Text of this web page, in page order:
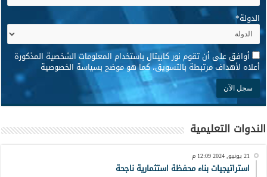
الدولة*
* أوافق على أن تقوم نور كابيتال باستخدام المعلومات الشخصية المذكورة
أعلاه لأهداف مرتبطة بالتسويق، كما هو موضح بسياسة الخصوصية
الندوات التعليمية
21 يونيو, 2024 12:09 م
استراتيجيات بناء محفظة استثمارية ناجحة